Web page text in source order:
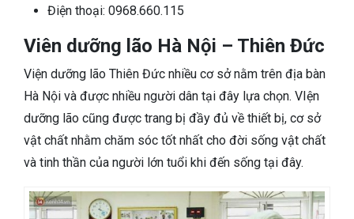
Điện thoại: 0968.660.115
Viên dưỡng lão Hà Nội – Thiên Đức
Viện dưỡng lão Thiên Đức nhiều cơ sở nằm trên địa bàn
Hà Nội và được nhiều người dân tại đây lựa chọn. VIện
dưỡng lão cũng được trang bị đầy đủ về thiết bị, cơ sở
vật chất nhằm chăm sóc tốt nhất cho đời sống vật chất
và tinh thần của người lớn tuổi khi đến sống tại đây.